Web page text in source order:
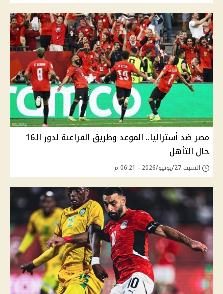
مصر ضد أستراليا.. الموعد وطريق الفراعنة لدور الـ16
حال التأهل
السبت 27/يونيو/2026 - 06:21 م